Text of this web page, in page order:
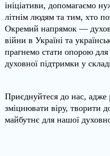
ініціативи, допомагаємо
літнім людям та тим, хто
Окремий напрямок —
війни в Україні та
прагнемо стати опорою для
духовної підтримки у
Приєднуйтеся до нас,
зміцнювати віру, творити
майбутнє для нашої